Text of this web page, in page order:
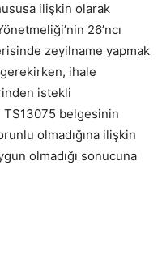
ilişkin olarak
26’ncı
zeyilname yapmak
ihale
istekli
belgesinin
olmadığına ilişkin
olmadığı sonucuna